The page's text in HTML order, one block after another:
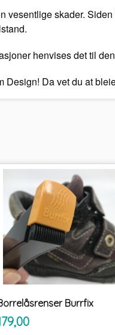
vesentlige skader.
henvises det til
Da vet du at
Burrfix
inkl.
mva.